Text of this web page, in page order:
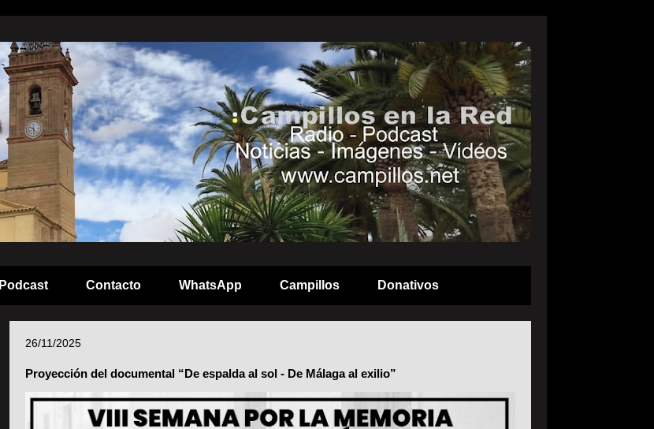
Podcast Contacto WhatsApp Campillos Donativos
26/11/2025
Proyección del documental “De espalda al sol - De Málaga al exilio”